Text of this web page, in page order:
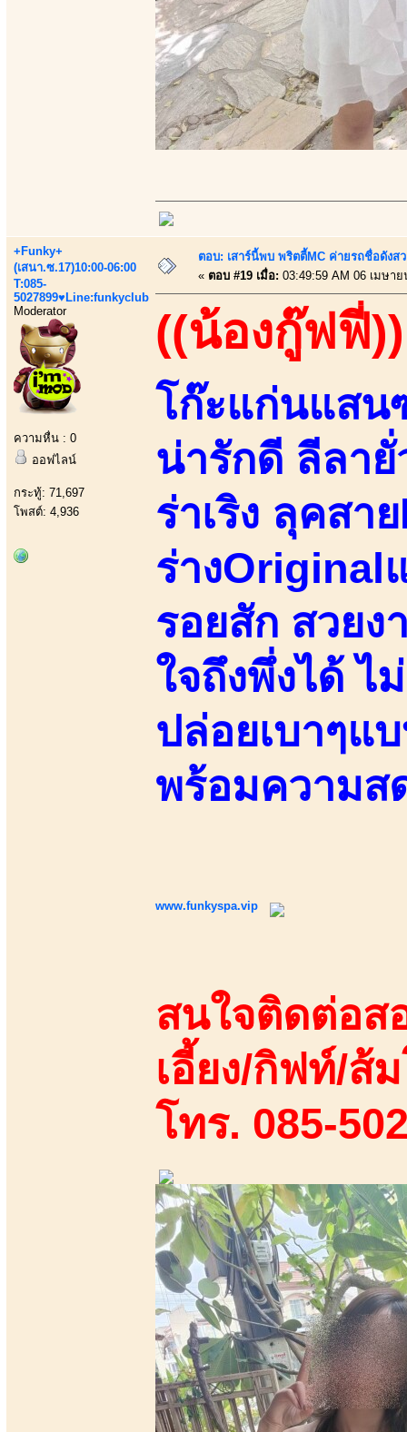
+Funky+
(เสนา.ซ.17)10:00-06:00
T:085-
5027899♥Line:funkyclub
Moderator
ความหื่น : 0
ออฟไลน์
กระทู้: 71,697
โพสต์: 4,936
ตอบ: เสาร์นี้พบ พริตตี้MC ค่ายรถชื่อดังส
« ตอบ #19 เมื่อ: 03:49:59 AM 06 เมษาย
((น้องกู๊ฟฟี่))
โก๊ะแก่นแสน
น่ารักดี ลีลายั่
ร่าเริง ลุคสา
ร่างOriginal
รอยสัก สวยง
ใจถึงพึ่งได้
ปล่อยเบาๆแ
พร้อมความส
www.funkyspa.vip
สนใจติดต่อส
เอี้ยง/กิฟท์/ส้
โทร. 085-